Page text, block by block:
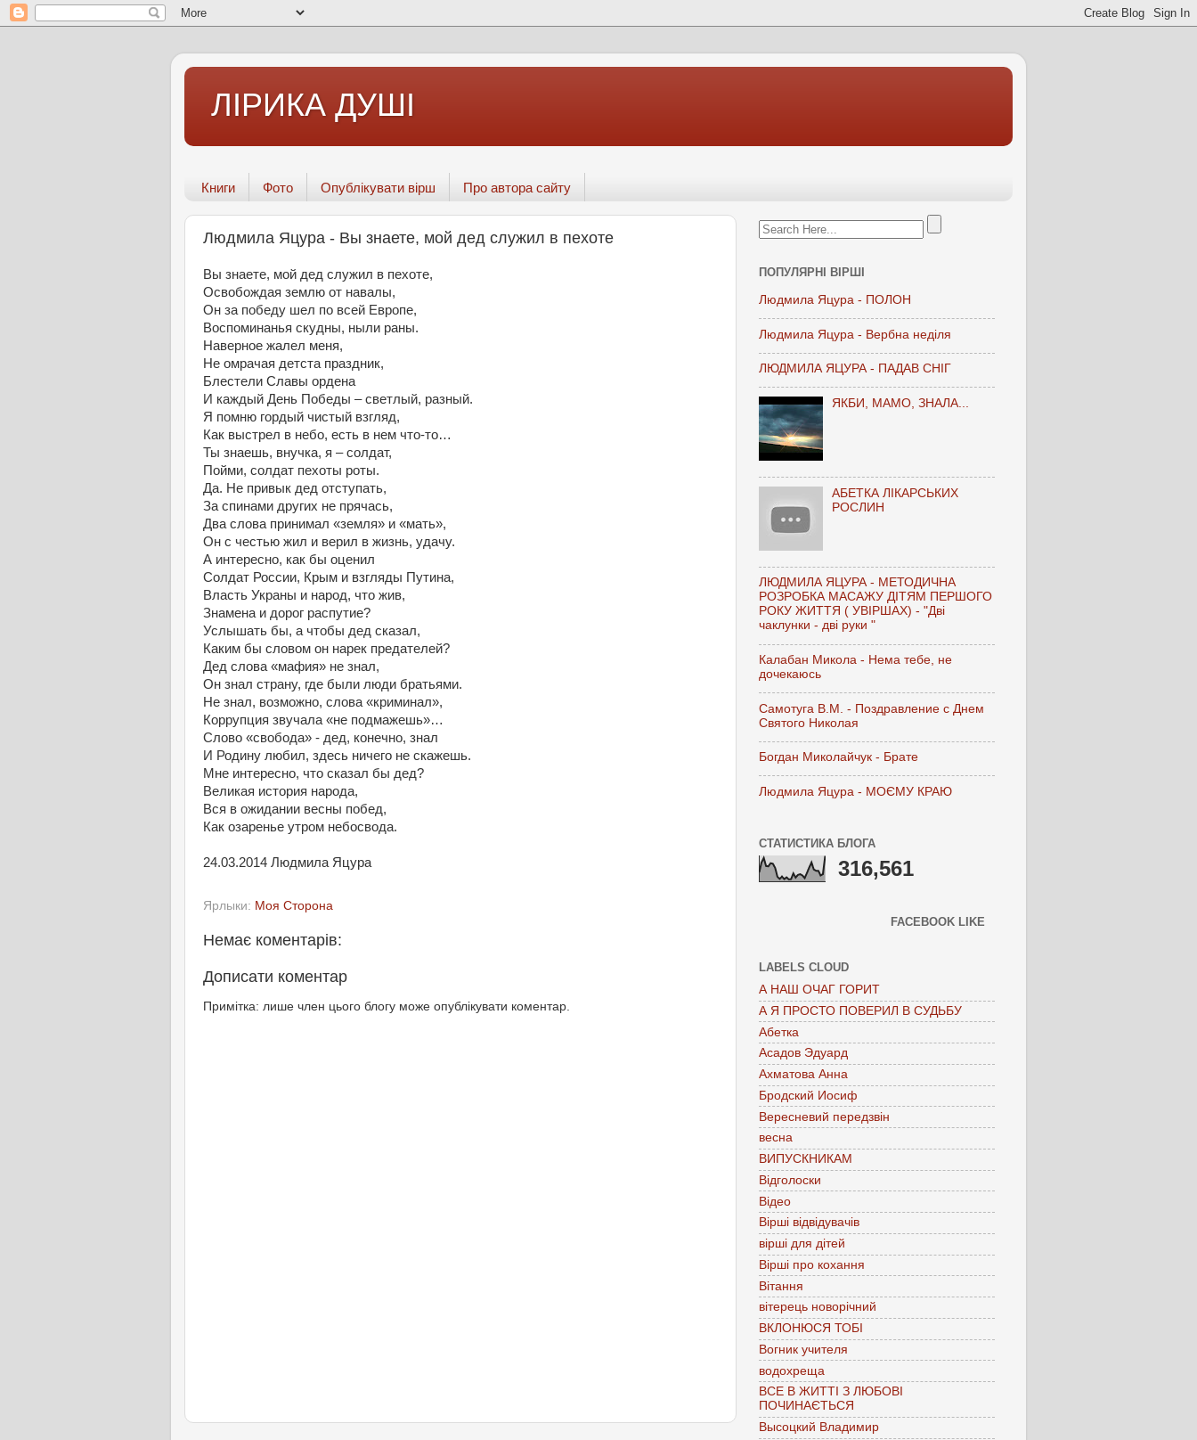
ЛІРИКА ДУШІ
Книги Фото Опублікувати вірш Про автора сайту
Людмила Яцура - Вы знаете, мой дед служил в пехоте
Вы знаете, мой дед служил в пехоте,
Освобождая землю от навалы,
Он за победу шел по всей Европе,
Воспоминанья скудны, ныли раны.
Наверное жалел меня,
Не омрачая детста праздник,
Блестели Славы ордена
И каждый День Победы – светлый, разный.
Я помню гордый чистый взгляд,
Как выстрел в небо, есть в нем что-то…
Ты знаешь, внучка, я – солдат,
Пойми, солдат пехоты роты.
Да. Не привык дед отступать,
За спинами других не прячась,
Два слова принимал «земля» и «мать»,
Он с честью жил и верил в жизнь, удачу.
А интересно, как бы оценил
Солдат России, Крым и взгляды Путина,
Власть Украны и народ, что жив,
Знамена и дорог распутие?
Услышать бы, а чтобы дед сказал,
Каким бы словом он нарек предателей?
Дед слова «мафия» не знал,
Он знал страну, где были люди братьями.
Не знал, возможно, слова «криминал»,
Коррупция звучала «не подмажешь»…
Слово «свобода» - дед, конечно, знал
И Родину любил, здесь ничего не скажешь.
Мне интересно, что сказал бы дед?
Великая история народа,
Вся в ожидании весны побед,
Как озаренье утром небосвода.
24.03.2014 Людмила Яцура
Ярлыки: Моя Сторона
Немає коментарів:
Дописати коментар
Примітка: лише член цього блогу може опублікувати коментар.
ПОПУЛЯРНІ ВІРШІ
Людмила Яцура - ПОЛОН
Людмила Яцура - Вербна неділя
ЛЮДМИЛА ЯЦУРА - ПАДАВ СНІГ
ЯКБИ, МАМО, ЗНАЛА...
АБЕТКА ЛІКАРСЬКИХ
РОСЛИН
ЛЮДМИЛА ЯЦУРА - МЕТОДИЧНА
РОЗРОБКА МАСАЖУ ДІТЯМ ПЕРШОГО
РОКУ ЖИТТЯ ( УВІРШАХ) - "Дві
чаклунки - дві руки "
Калабан Микола - Нема тебе, не
дочекаюсь
Самотуга В.М. - Поздравление с Днем
Святого Николая
Богдан Миколайчук - Брате
Людмила Яцура - МОЄМУ КРАЮ
СТАТИСТИКА БЛОГА
316,561
FACEBOOK LIKE
LABELS CLOUD
А НАШ ОЧАГ ГОРИТ
А Я ПРОСТО ПОВЕРИЛ В СУДЬБУ
Абетка
Асадов Эдуард
Ахматова Анна
Бродский Иосиф
Вересневий передзвін
весна
ВИПУСКНИКАМ
Відголоски
Відео
Вірші відвідувачів
вірші для дітей
Вірші про кохання
Вітання
вітерець новорічний
ВКЛОНЮСЯ ТОБІ
Вогник учителя
водохреща
ВСЕ В ЖИТТІ З ЛЮБОВІ
ПОЧИНАЄТЬСЯ
Высоцкий Владимир